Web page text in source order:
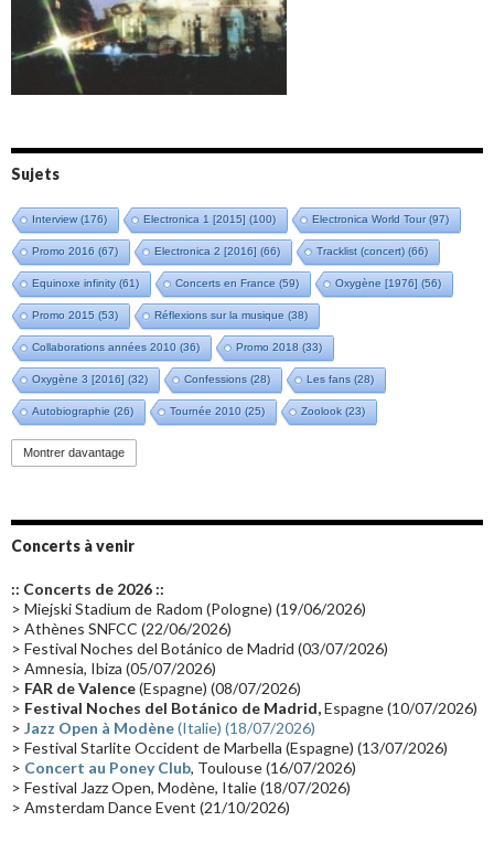
Amazônia (2021)
Oxymore (2022)
Versailles 400 (2024)
Live in Bratislava (2025)
Sujets
Interview(176) Electronica 1 [2015] (100) Electronica World Tour(97)
Promo 2016 (67) Electronica 2 [2016] (66) Tracklist (concert) (66)
Equinoxe infinity(61) Concerts en France (59) Oxygène [1976] (56)
Promo 2015 (53) Réflexions sur la musique (38)
Collaborations années 2010 (36) Promo 2018 (33)
Oxygène 3 [2016] (32) Confessions (28) Les fans (28)
Autobiographie (26) Tournée 2010 (25) Zoolook (23)
Promo 2019(23)
Groupe de Recherche Musicale
Passages radio Vidéo Jarrecast (16) Synthé 80's
Les concerts en Chine(16) Cinéma
Synthé Roland(15) Belgique(15)
(14) Astronomie (14) (14)
Tournée 2025(14) 2024(14) Chine(13)
Montrer davantage
Concerts à venir
:: Concerts de 2026 ::
> Miejski Stadium de Radom (Pologne) (19/06/2026)
> Athènes SNFCC (22/06/2026)
> Festival Noches del Botánico de Madrid (03/07/2026)
> Amnesia, Ibiza (05/07/2026)
> FAR de Valence(Espagne) (08/07/2026)
> Festival Noches del Botánico de Madrid,Espagne (10/07/2026)
> Jazz Open à Modène(Italie) (18/07/2026)
> Festival Starlite Occident de Marbella (Espagne) (13/07/2026)
> Concert au Poney Club, Toulouse (16/07/2026)
> Festival Jazz Open, Modène, Italie (18/07/2026)
> Amsterdam Dance Event (21/10/2026)